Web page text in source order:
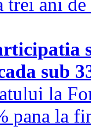
sub
la
pana la